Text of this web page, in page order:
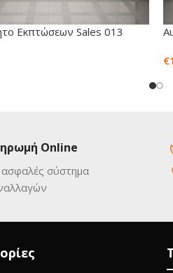
Εκπτώσεων Sales 013
€
Online
σύστημα